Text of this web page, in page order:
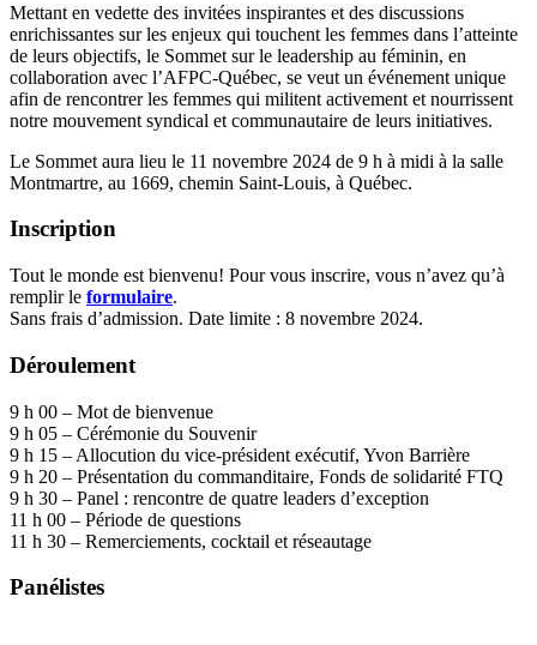
Mettant en vedette des invitées inspirantes et des discussions
enrichissantes sur les enjeux qui touchent les femmes dans l’atteinte
de leurs objectifs, le Sommet sur le leadership au féminin, en
collaboration avec l’AFPC-Québec, se veut un événement unique
afin de rencontrer les femmes qui militent activement et nourrissent
notre mouvement syndical et communautaire de leurs initiatives.
Le Sommet aura lieu le 11 novembre 2024 de 9 h à midi à la salle
Montmartre, au 1669, chemin Saint-Louis, à Québec.
Inscription
Tout le monde est bienvenu! Pour vous inscrire, vous n’avez qu’à
remplir le formulaire.
Sans frais d’admission. Date limite : 8 novembre 2024.
Déroulement
9 h 00 – Mot de bienvenue
9 h 05 – Cérémonie du Souvenir
9 h 15 – Allocution du vice-président exécutif, Yvon Barrière
9 h 20 – Présentation du commanditaire, Fonds de solidarité FTQ
9 h 30 – Panel : rencontre de quatre leaders d’exception
11 h 00 – Période de questions
11 h 30 – Remerciements, cocktail et réseautage
Panélistes